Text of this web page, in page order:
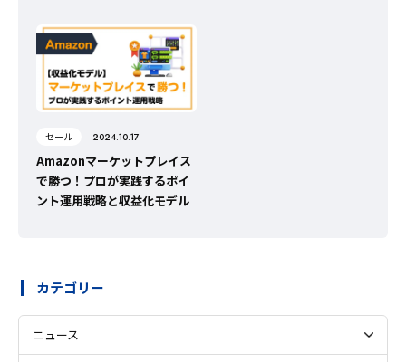
セール 2024.10.17
Amazonマーケットプレイス
で勝つ！プロが実践するポイ
ント運用戦略と収益化モデル
カテゴリー
ニュース